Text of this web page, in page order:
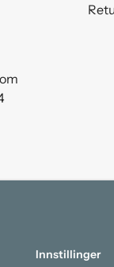
Innstillinger